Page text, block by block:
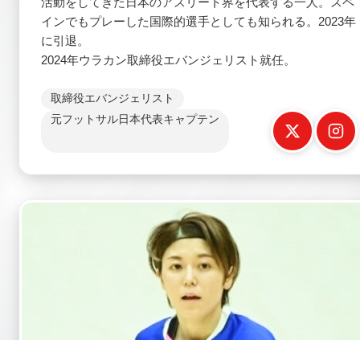
インでもプレーした国際的選手としても知られる。2023年
に引退。
2024年ウラカン取締役エバンジェリスト就任。
取締役エバンジェリスト
元フットサル日本代表キャプテン